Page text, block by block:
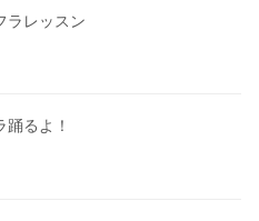
ラレッスン
るよ！